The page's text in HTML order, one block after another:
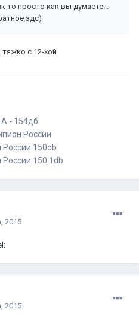
то просто как вы думаете...
эдс)
с 12-хой
- 154дб
России
150db
150.1db
2015
2015